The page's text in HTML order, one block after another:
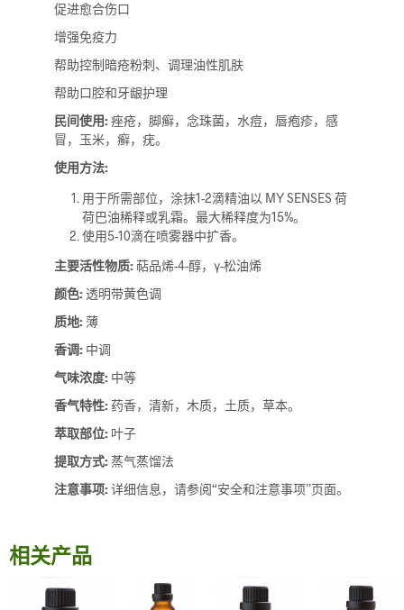
促进愈合伤口
增强免疫力
帮助控制暗疮粉刺、调理油性肌肤
帮助口腔和牙龈护理
民间使用:痤疮，脚癣，念珠菌，水痘，唇疱疹，感
冒，玉米，癣，疣。
使用方法:
用于所需部位，涂抹1-2滴精油以 MY SENSES 荷
荷巴油稀释或乳霜。最大稀释度为15%。
使用5-10滴在喷雾器中扩香。
主要活性物质:萜品烯-4-醇，γ-松油烯
颜色:透明带黄色调
质地:薄
香调: 中调
气味浓度: 中等
香气特性: 药香，清新，木质，土质，草本。
萃取部位: 叶子
提取方式: 蒸气蒸馏法
注意事项:详细信息，请参阅“安全和注意事项”页面。
相关产品